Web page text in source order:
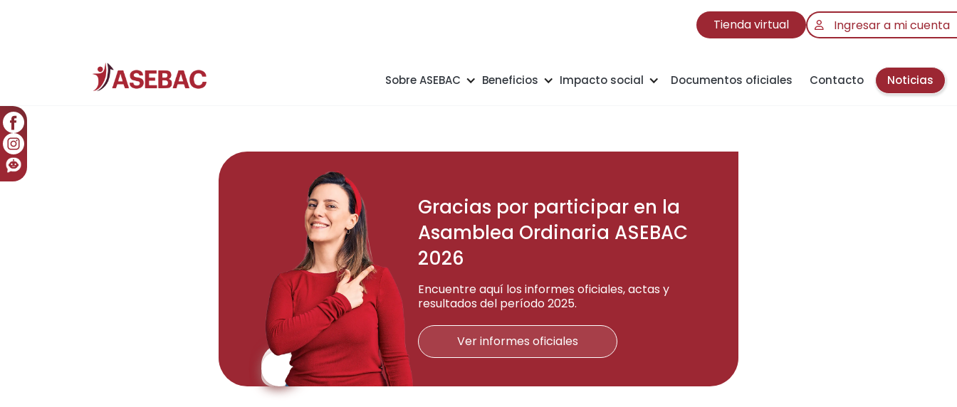
Tienda virtual Ingresar a mi cuenta
Sobre ASEBAC Beneficios Impacto social Documentos oficiales Contacto Noticias
Gracias por participar en la
Asamblea Ordinaria ASEBAC
2026
Encuentre aquí los informes oficiales, actas y
resultados del período 2025.
Ver informes oficiales